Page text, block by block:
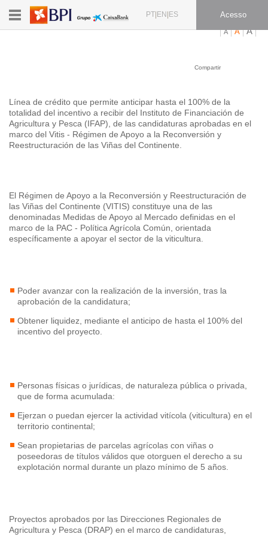
PT EN ES Acesso
A A A
Compartir
Línea de crédito que permite anticipar hasta el 100% de la
totalidad del incentivo a recibir del Instituto de Financiación de
Agricultura y Pesca (IFAP), de las candidaturas aprobadas en el
marco del Vitis - Régimen de Apoyo a la Reconversión y
Reestructuración de las Viñas del Continente.
El Régimen de Apoyo a la Reconversión y Reestructuración de
las Viñas del Continente (VITIS) constituye una de las
denominadas Medidas de Apoyo al Mercado definidas en el
marco de la PAC - Política Agrícola Común, orientada
específicamente a apoyar el sector de la viticultura.
Poder avanzar con la realización de la inversión, tras la
aprobación de la candidatura;
Obtener liquidez, mediante el anticipo de hasta el 100% del
incentivo del proyecto.
Personas físicas o jurídicas, de naturaleza pública o privada,
que de forma acumulada:
Ejerzan o puedan ejercer la actividad vitícola (viticultura) en el
territorio continental;
Sean propietarias de parcelas agrícolas con viñas o
poseedoras de títulos válidos que otorguen el derecho a su
explotación normal durante un plazo mínimo de 5 años.
Proyectos aprobados por las Direcciones Regionales de
Agricultura y Pesca (DRAP) en el marco de candidaturas,
Utilizamos cookies por dos razones: para una
experiencia personalizada y para un mejor
rendimiento. Algunas cookies son esenciales y
garantizan una navegación y utilización
consentimiento del usuario, ya que son
esenciales para el funcionamiento normal del
de algunas funciones del sitio web. Otras
recibe (cookies publicitarias). Puedes registrar
tus preferencias en “Configurar cookies”.
También puede aceptar todas las cookies
haciendo clic en "Aceptar todo".
Aceptar todas las cookies